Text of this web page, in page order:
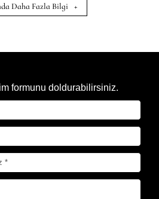
Daha Fazla Bilgi +
formunu doldurabilirsiniz.